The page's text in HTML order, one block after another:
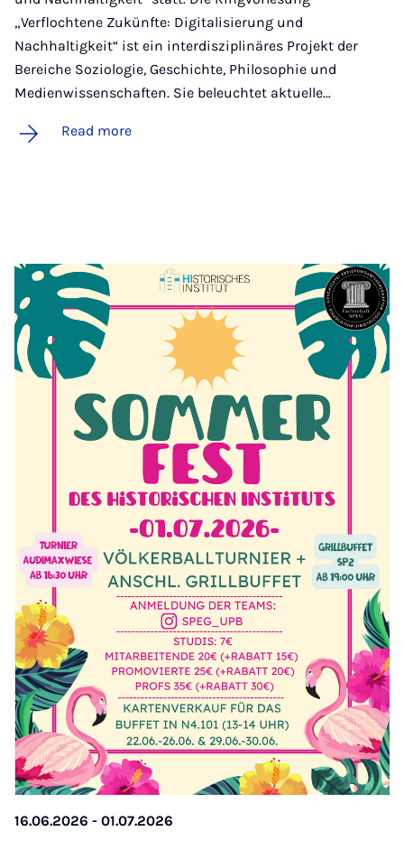
„Verflochtene Zukünfte: Digitalisierung und
Nachhaltigkeit“ ist ein interdisziplinäres Projekt der
Bereiche Soziologie, Geschichte, Philosophie und
Medienwissenschaften. Sie beleuchtet aktuelle…
Read more
16.06.2026 - 01.07.2026